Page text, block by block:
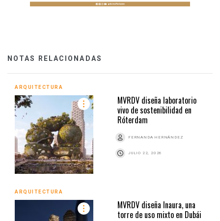
NOTAS RELACIONADAS
ARQUITECTURA
MVRDV diseña laboratorio
vivo de sostenibilidad en
Róterdam
FERNANDA HERNÁNDEZ
JULIO 22, 2026
ARQUITECTURA
MVRDV diseña Inaura, una
torre de uso mixto en Dubái